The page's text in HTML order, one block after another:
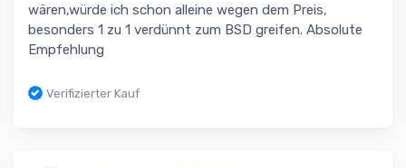
wären,würde ich schon alleine wegen dem Preis,
besonders 1 zu 1 verdünnt zum BSD greifen. Absolute
Empfehlung
Verifizierter Kauf